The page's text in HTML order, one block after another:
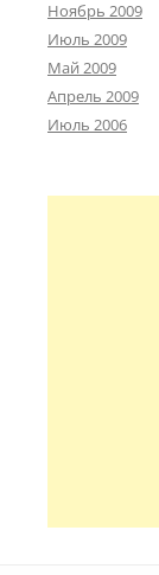
Ноябрь 2009
Июль 2009
Май 2009
Апрель 2009
Июль 2006